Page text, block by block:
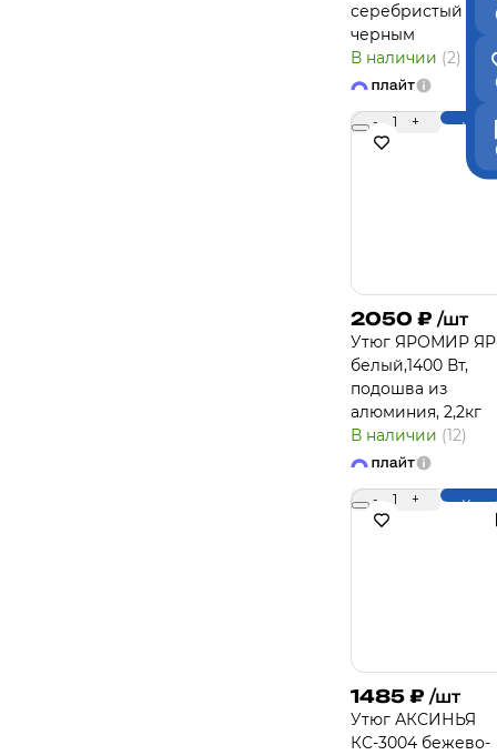
серебристый с
черным
В наличии (2)
- 1 +
2050 ₽ /шт
Утюг ЯРОМИР
белый,1400 Вт,
подошва из
алюминия, 2,2кг
В наличии (12)
- 1 +
1485 ₽ /шт
Утюг АКСИНЬЯ
КС-3004 бежево-